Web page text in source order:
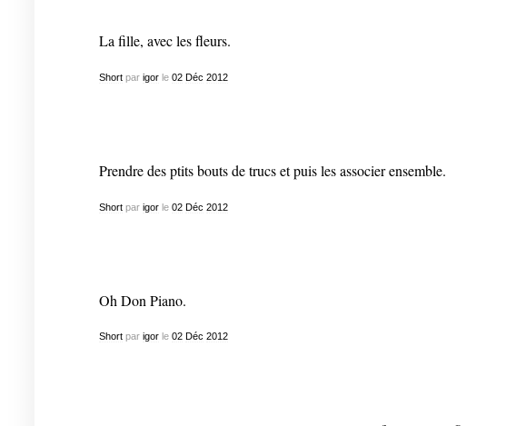
La fille, avec les fleurs.
Shortpar igorle 02 Déc 2012
Prendre des ptits bouts de trucs et puis les associer ensemble.
Shortpar igorle 02 Déc 2012
Oh Don Piano.
Shortpar igorle 02 Déc 2012